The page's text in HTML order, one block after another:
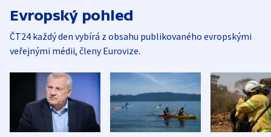
Evropský pohled
ČT24 každý den vybírá z obsahu publikovaného evropskými
veřejnými médii, členy Eurovize.